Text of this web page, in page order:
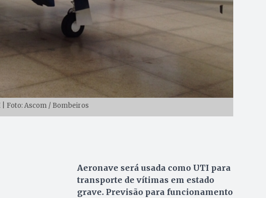
| Foto: Ascom / Bombeiros
Aeronave será usada como UTI para
transporte de vítimas em estado
grave. Previsão para funcionamento